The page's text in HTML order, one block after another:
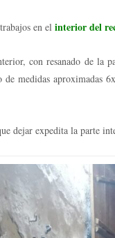
en el interior del
con resanado de la
medidas aproximadas
dejar expedita la parte